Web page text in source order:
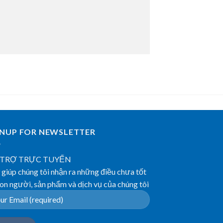
FOR NEWSLETTER
TRỰC TUYẾN
chúng tôi nhận ra những điều chưa tốt
người, sản phẩm và dịch vụ của chúng tôi